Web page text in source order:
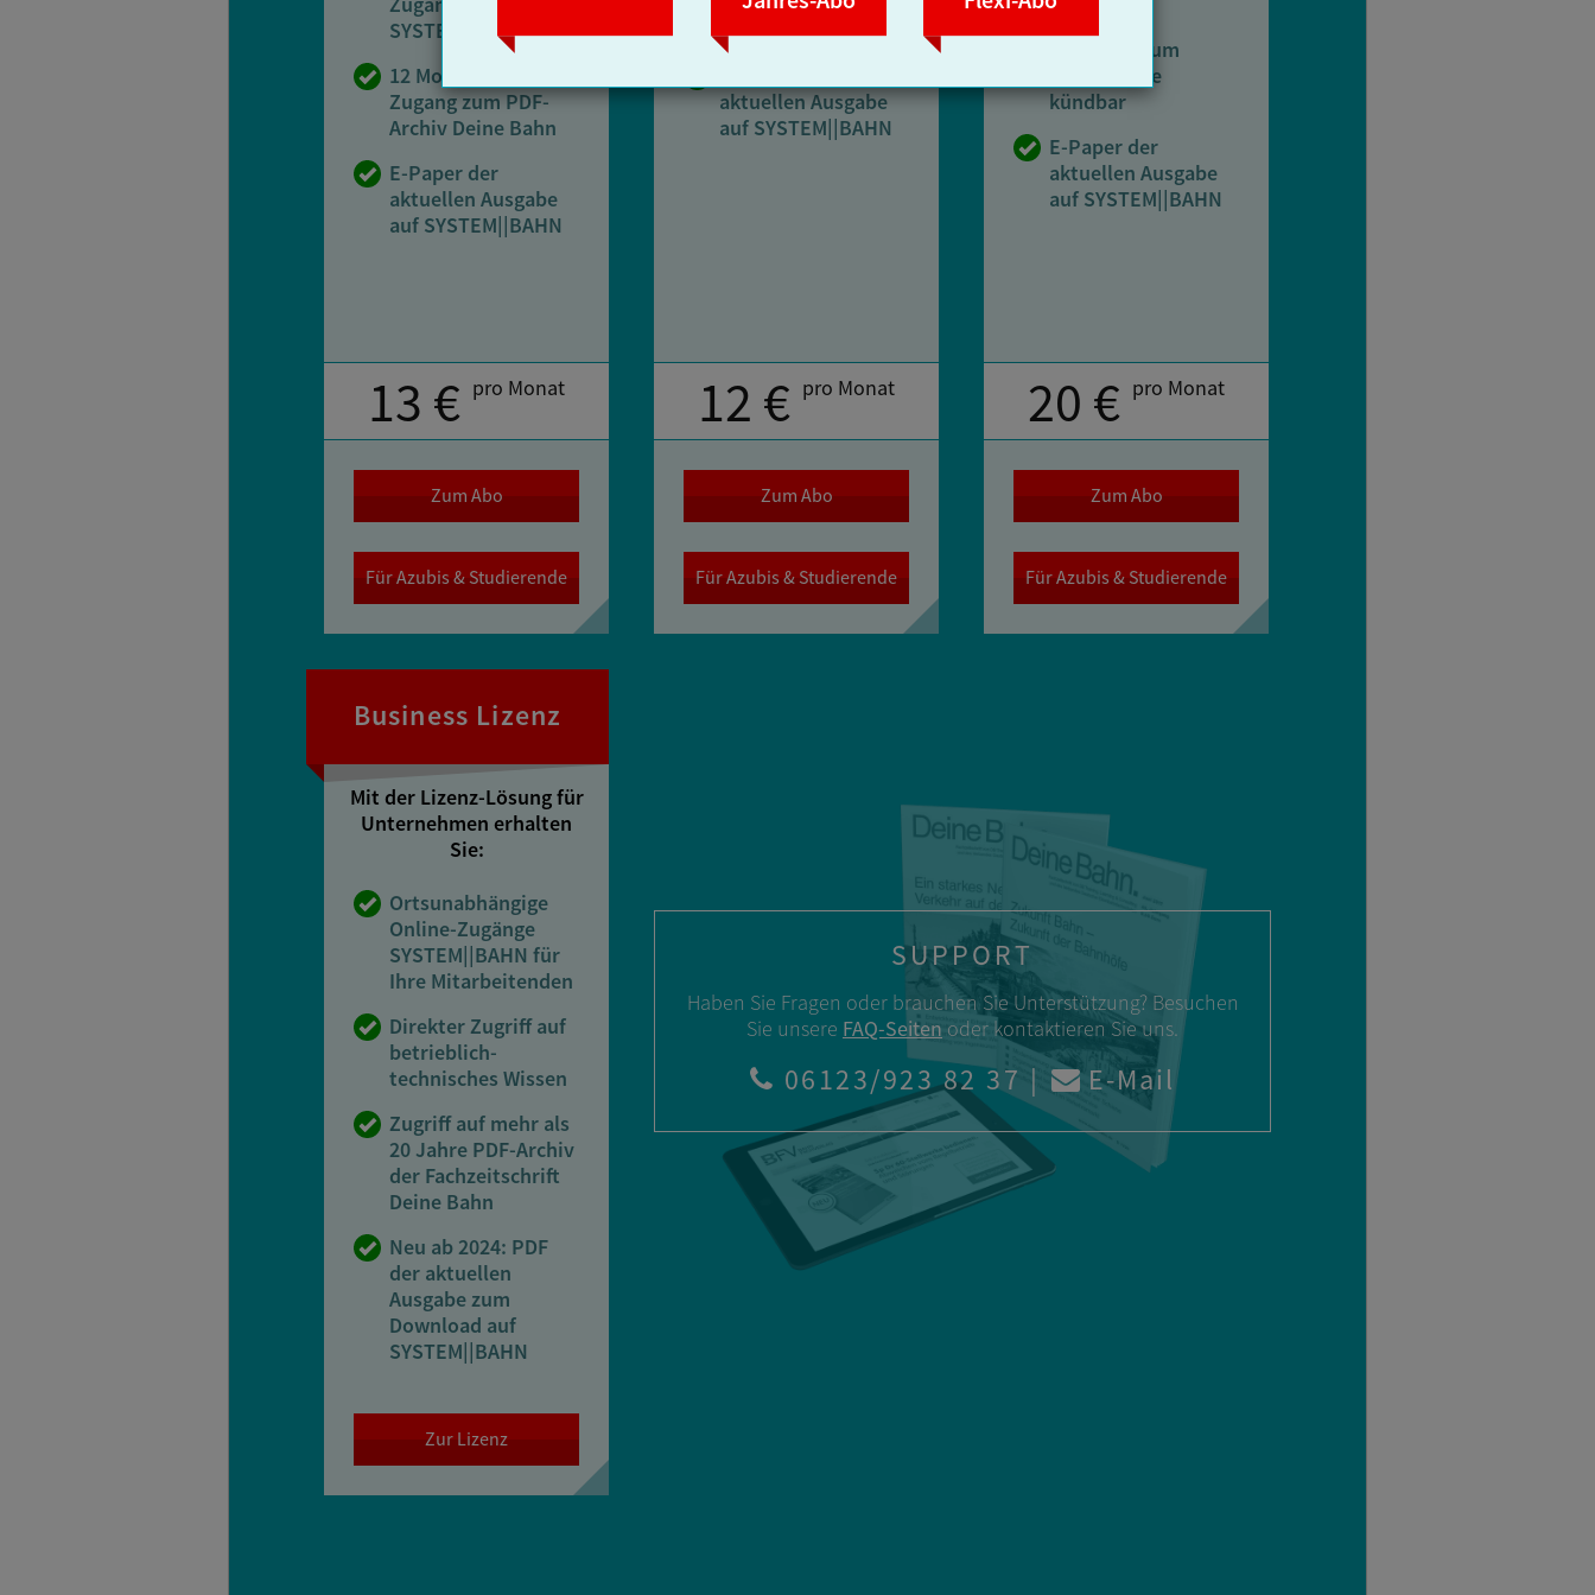
SYSTEM||BAHN
12 Monate Online-
Zugang zum PDF-
Archiv Deine Bahn
E-Paper der
aktuellen Ausgabe
auf SYSTEM||BAHN
13 € pro Monat
Zum Abo
Für Azubis & Studierende
Archiv Deine Bahn
aktuellen Ausgabe
auf SYSTEM||BAHN
12 € pro Monat
Zum Abo
Für Azubis & Studierende
Jederzeit zum
Monatsende
kündbar
E-Paper der
aktuellen Ausgabe
auf SYSTEM||BAHN
20 € pro Monat
Zum Abo
Für Azubis & Studierende
Business Lizenz
Mit der Lizenz-Lösung für
Unternehmen erhalten
Sie:
Ortsunabhängige
Online-Zugänge
SYSTEM||BAHN für
Ihre Mitarbeitenden
Direkter Zugriff auf
betrieblich-
technisches Wissen
Zugriff auf mehr als
20 Jahre PDF-Archiv
der Fachzeitschrift
Deine Bahn
Neu ab 2024: PDF
der aktuellen
Ausgabe zum
Download auf
SYSTEM||BAHN
Zur Lizenz
SUPPORT
Haben Sie Fragen oder brauchen Sie Unterstützung? Besuchen
Sie unsere FAQ-Seiten oder kontaktieren Sie uns.
06123/923 82 37 | E-Mail